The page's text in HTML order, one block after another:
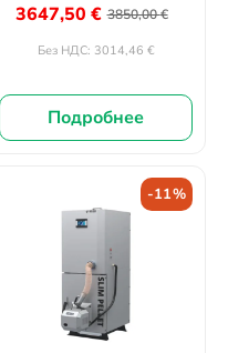
3850,00€
3647,50 €
Без НДС: 3014,46 €
Подробнее
-11%